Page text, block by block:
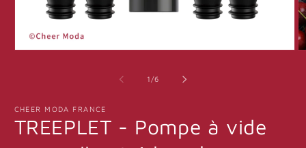
1 /von
6
CHEER MODA FRANCE
TREEPLET - Pompe à vide